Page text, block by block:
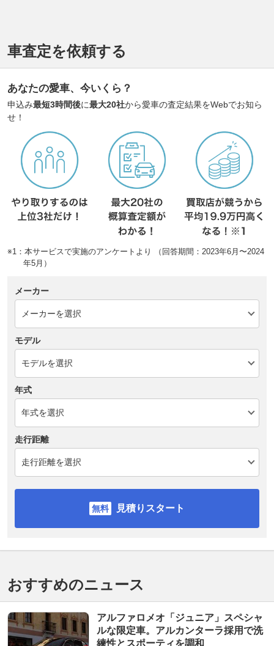
車査定を依頼する
あなたの愛車、今いくら？
申込み最短3時間後に最大20社から愛車の査定結果をWebでお知ら
せ！
※1：本サービスで実施のアンケートより （回答期間：2023年6月〜2024
年5月）
メーカー
モデル
年式
走行距離
見積りスタート
おすすめのニュース
アルファロメオ「ジュニア」スペシャ
ルな限定車。アルカンターラ採用で洗
練性とスポーティを調和